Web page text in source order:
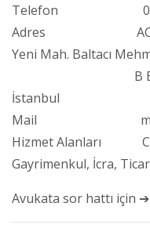
Telefon 0532
Adres AC
Yeni Mah. Baltacı
B Blok
İstanbul
Mail
Hizmet Alanları
Gayrimenkul, İcra,
Avukata sor hattı için ➔